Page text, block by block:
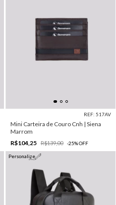
REF: 517AV
Mini Carteira de Couro Cnh | Siena
Marrom
R$104,25
R$139,00 -25%OFF
Personalize